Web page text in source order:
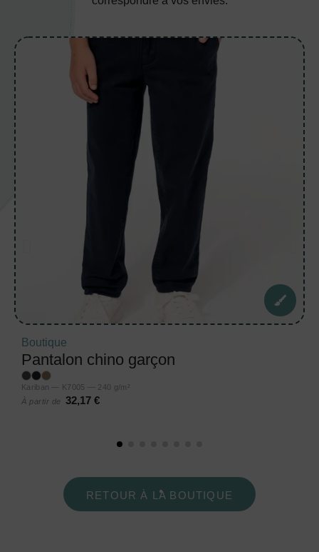
Boutique
Pantalon chino garçon
Kariban — K7005 — 240 g/m²
À partir de
32,17 €
RETOUR À LA BOUTIQUE